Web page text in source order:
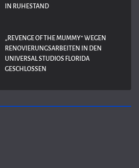
IN RUHESTAND
„REVENGE OF THE MUMMY“ WEGEN
RENOVIERUNGSARBEITEN IN DEN
UNIVERSAL STUDIOS FLORIDA
GESCHLOSSEN